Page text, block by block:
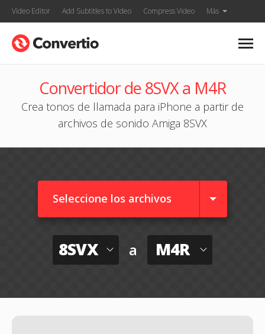
Video Editor Add Subtitles to Video Compress Video Más
Convertidor de 8SVX a M4R
Crea tonos de llamada para iPhone a partir de
archivos de sonido Amiga 8SVX
Seleccione los archivos
8SVX a M4R